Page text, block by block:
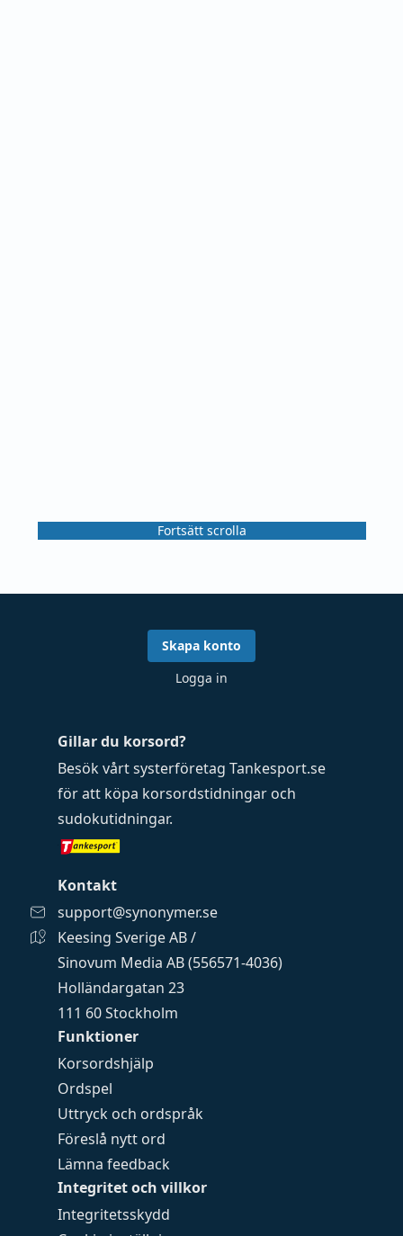
Fortsätt scrolla
Funktioner
Korsordshjälp
Ordspel
Uttryck och ordspråk
Föreslå nytt ord
Lämna feedback
Integritet och villkor
Integritetsskydd
Gillar du korsord?
Besök vårt systerföretag Tankesport.se
för att köpa korsordstidningar och
sudokutidningar.
Kontakt
support@synonymer.se
Keesing Sverige AB /
Sinovum Media AB (556571-4036)
Holländargatan 23
111 60 Stockholm
Skapa konto
Logga in